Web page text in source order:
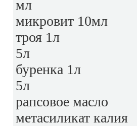
мл
микровит 10мл
троя 1л
5л
буренка 1л
5л
рапсовое масло
метасиликат калия